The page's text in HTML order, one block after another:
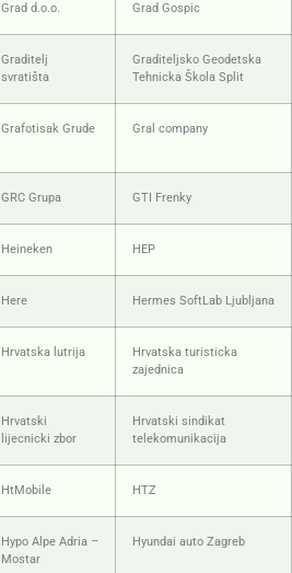
Grad d.o.o. Grad Gospic
Graditelj
svratišta
Graditeljsko Geodetska
Tehnicka Škola Split
Grafotisak Grude Gral company
GRC Grupa GTI Frenky
Heineken HEP
Here Hermes SoftLab Ljubljana
Hrvatska lutrija
Hrvatska turisticka
zajednica
Hrvatski
lijecnicki zbor
Hrvatski sindikat
telekomunikacija
HtMobile HTZ
Hypo Alpe Adria –
Mostar
Hyundai auto Zagreb